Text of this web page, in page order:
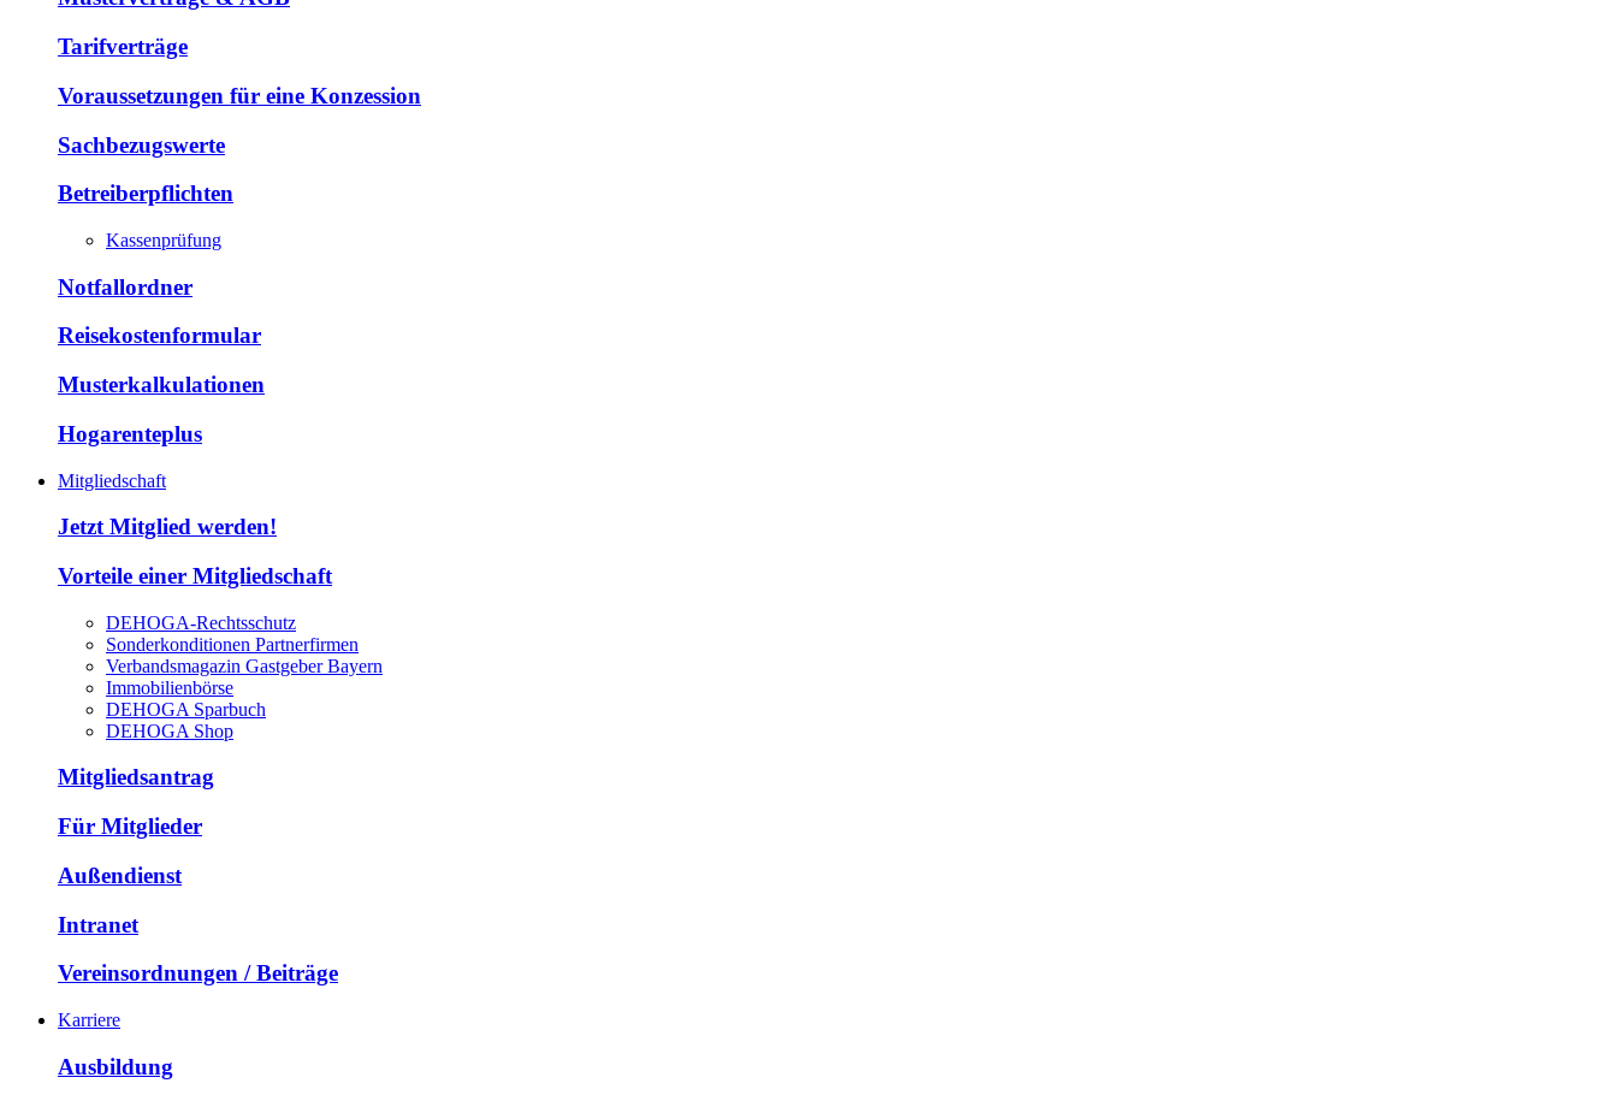
Tarifverträge
Voraussetzungen für eine Konzession
Sachbezugswerte
Betreiberpflichten
Kassenprüfung
Notfallordner
Reisekostenformular
Musterkalkulationen
Hogarenteplus
Mitgliedschaft
Jetzt Mitglied werden!
Vorteile einer Mitgliedschaft
DEHOGA-Rechtsschutz
Sonderkonditionen Partnerfirmen
Verbandsmagazin Gastgeber Bayern
Immobilienbörse
DEHOGA Sparbuch
DEHOGA Shop
Mitgliedsantrag
Für Mitglieder
Außendienst
Intranet
Vereinsordnungen / Beiträge
Karriere
Ausbildung